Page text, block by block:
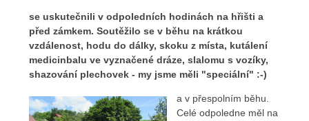
se uskutečnili v odpoledních hodinách na hřišti a
před zámkem. Soutěžilo se v běhu na krátkou
vzdálenost, hodu do dálky, skoku z místa, kutálení
medicinbalu ve vyznačené dráze, slalomu s vozíky,
shazování plechovek - my jsme měli "speciální" :-)
a v přespolním běhu.
Celé odpoledne měl na